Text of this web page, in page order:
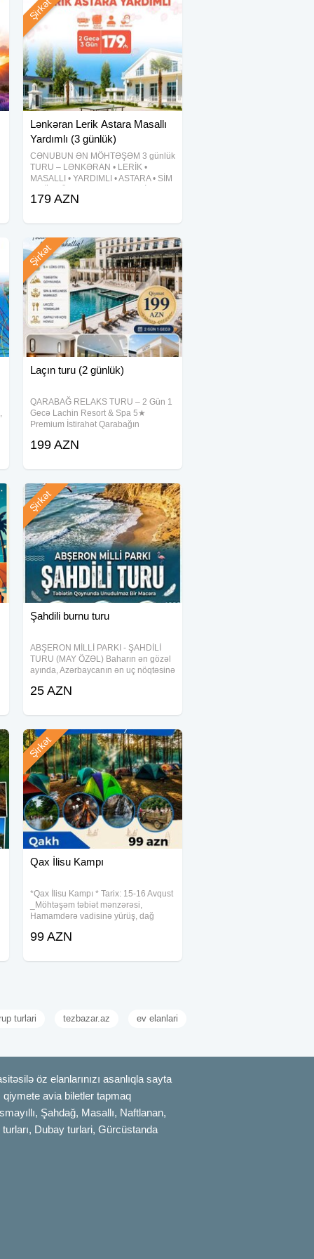
Lənkəran Lerik Astara Masallı
Yardımlı (3 günlük)
CƏNUBUN ƏN MÖHTƏŞƏM 3 günlük
TURU – LƏNKƏRAN • LERİK •
MASALLI • YARDIMLI • ASTARA • SİM
Qiymət: 179 AZN — Tarixlər: 5-6-7
avqust 26-27-28
Şirkət
179 AZN
Laçın turu (2 günlük)
QARABAĞ RELAKS TURU – 2 Gün 1
Gecə Lachin Resort & Spa 5★
Premium İstirahət Qarabağın
ulduzlu oteldə komfortlu istirahətin
Tur
Şirkət
199 AZN
Şahdili burnu turu
ABŞERON MİLLİ PARKI - ŞAHDİLİ
TURU (MAY ÖZƏL) Baharın ən gözəl
ayında, Azərbaycanın ən uç nöqtəsinə
*"Qartal dimdiyi"* də möhtəşəm fotolar
üçün
Şirkət
25 AZN
Qax İlisu Kampı
*Qax İlisu Kampı * Tarix: 15-16 Avqust
_Möhtəşəm təbiət mənzərəsi,
Hamamdərə vadisinə yürüş, dağ
musiqi, maraqlı dostlar, termal
oyunlar
Şirkət
99 AZN
turlari tezbazar.az ev elanlari
öz elanlarınızı asanlıqla sayta
avia biletler tapmaq
Şahdağ, Masallı, Naftlanan,
Dubay turlari, Gürcüstanda